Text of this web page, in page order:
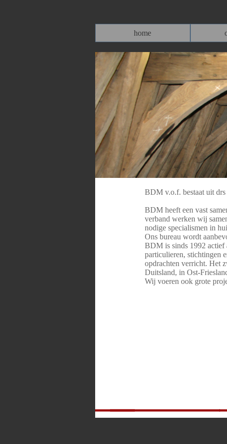
home
BDM v.o.f. bestaat uit drs
BDM heeft een vast
verband werken wij
nodige specialismen in
Ons bureau wordt
BDM is sinds 1992 actief
particulieren, stichtingen
opdrachten verricht. Het
Duitsland, in Ost-
Wij voeren ook grote